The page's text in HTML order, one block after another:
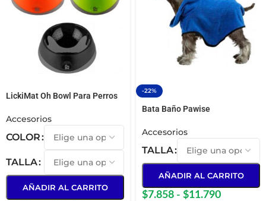
LickiMat Oh Bowl Para Perros
Accesorios
COLOR
TALLA
AÑADIR AL CARRITO
-22%
Bata Baño Pawise
Accesorios
TALLA
AÑADIR AL CARRITO
$7.858 - $11.790